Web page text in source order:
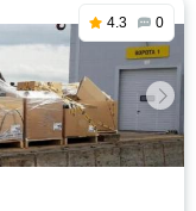
4.3 0